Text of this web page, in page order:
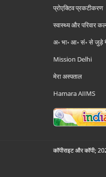
प्रोएक्टिव प्रकटीकरण
स्वास्थ्य और परिवार
अ॰ भा॰ आ॰ सं॰ से जुड़े
Mission Delhi
मेरा अस्पताल
Hamara AIIMS
कॉपीराइट और कॉपी;